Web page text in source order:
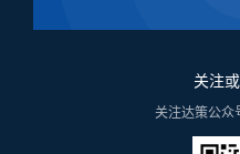
关注
关注达策公众